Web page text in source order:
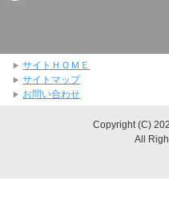
サイトＨＯＭＥ
サイトマップ
お問い合わせ
Copyright (C)
All